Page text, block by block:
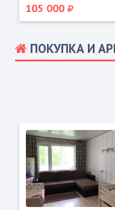
105 000
ПОКУПКА И